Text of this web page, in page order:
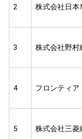
2 株式会社日本
3 株式会社野村
4 フロンティ
5 株式会社三菱